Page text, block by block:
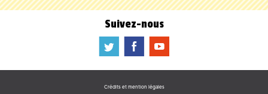
Suivez-nous
a b f
Crédits et mention légales